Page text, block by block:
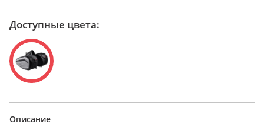
Доступные цвета:
Описание